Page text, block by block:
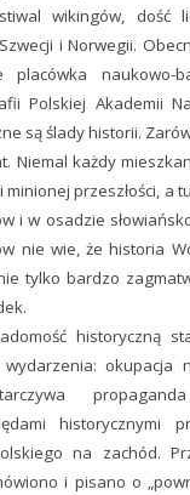
wikingów, dość
i Norwegii.
naukowo-
Polskiej Akademii
są ślady historii.
Niemal każdy
minionej przeszłości, a
i w osadzie
nie wie, że historia
tylko bardzo
historyczną
okupacja
propaganda
historycznymi
na zachód.
i pisano o